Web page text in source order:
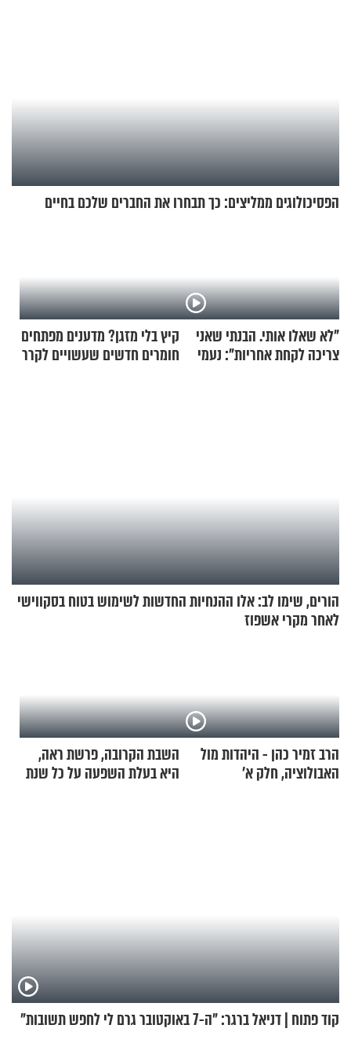
הפסיכולוגים ממליצים: כך תבחרו את החברים שלכם בחיים
"לא שאלו אותי. הבנתי שאני
צריכה לקחת אחריות": נעמי
קיץ בלי מזגן? מדענים מפתחים
חומרים חדשים שעשויים לקרר
הורים, שימו לב: אלו ההנחיות החדשות לשימוש בטוח בסקווישי
לאחר מקרי אשפוז
הרב זמיר כהן - היהדות מול
האבולוציה, חלק א’
השבת הקרובה, פרשת ראה,
היא בעלת השפעה על כל שנת
קוד פתוח | דניאל ברגר: "ה-7 באוקטובר גרם לי לחפש תשובות"